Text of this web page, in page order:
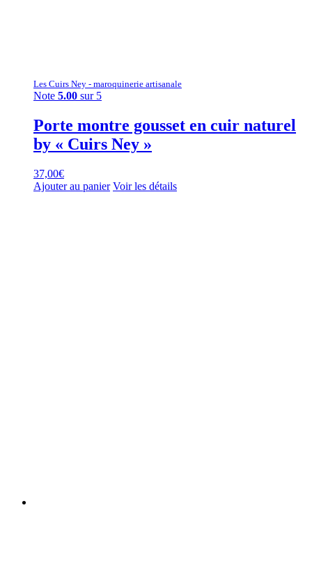
Les Cuirs Ney - maroquinerie artisanale
Note 5.00 sur 5
Porte montre gousset en cuir naturel
by « Cuirs Ney »
37,00€
Ajouter au panier Voir les détails